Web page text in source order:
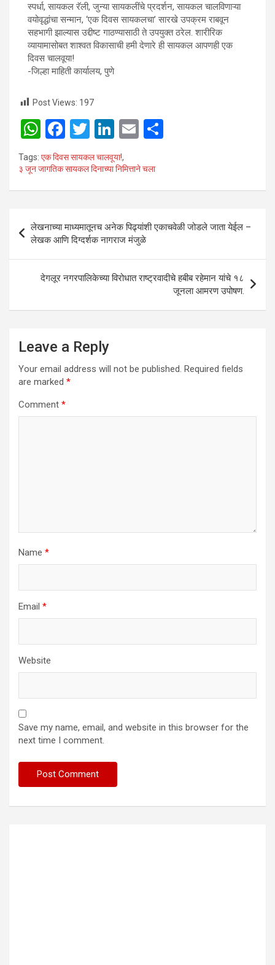
स्पर्धा, सायकल रॅली, जुन्या सायकलींचे प्रदर्शन, सायकल चालविणाऱ्या
वयोवृद्धांचा सन्मान, ‘एक दिवस सायकलचा’ सारखे उपक्रम राबवून
सहभागी झाल्यास उद्दीष्ट गाठण्यासाठी ते उपयुक्त ठरेल. शारीरिक
व्यायामासोबत शाश्वत विकासाची हमी देणारे ही सायकल आपणही एक
दिवस चालवूया!
-जिल्हा माहिती कार्यालय, पुणे
Post Views: 197
W
h
at
s
p
p
F
a
ce
b
o
k
T
wi
tt
er
Li
n
ke
dI
E
ail
e
Tags: एक दिवस सायकल चालवूया!,
३ जून जागतिक सायकल दिनाच्या निमित्ताने चला
Post
navigation
लेखनाच्या माध्यमातूनच अनेक पिढ्यांशी एकाचवेळी जोडले जाता येईल –
लेखक आणि दिग्दर्शक नागराज मंजुळे
देगलूर नगरपालिकेच्या विरोधात राष्ट्रवादीचे हबीब रहेमान यांचे १८
जूनला आमरण उपोषण.
Leave a Reply
Your email address will not be published. Required fields
are marked *
Comment *
Name *
Email *
Website
Save my name, email, and website in this browser for the
next time I comment.